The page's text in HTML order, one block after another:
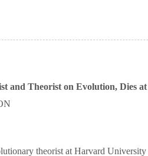
and Theorist on Evolution, Dies at
theorist at Harvard University